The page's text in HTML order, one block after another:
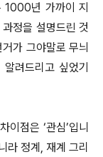
1000년 가까이 지
정을 설명드린 것
가 그야말로 무늬
려드리고 싶었기
점은 ‘관심’입니
라 정계, 재계 그리